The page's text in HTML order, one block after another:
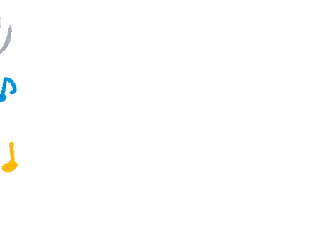
」 どんな運動すればいいのさ？
写真が飾ってあった。しかも私が知らない写真
ｗｗｗｗｗｗｗｗｗｗｗｗｗｗｗｗｗｗｗｗｗｗｗｗｗ
着グラビア復帰ｗｗｗｗｗ
ｗｗｗｗｗｗｗ
配信、拡散されまくって終わるｗｗｗｗｗｗｗ